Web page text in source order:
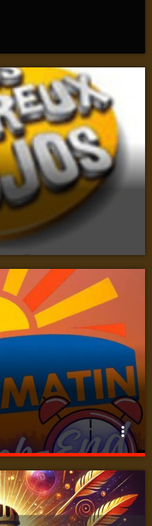
more_vert
close